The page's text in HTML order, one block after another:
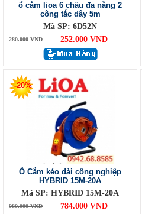
ổ cắm lioa 6 chấu đa năng 2
công tắc dây 5m
Mã SP: 6D52N
280.000 VND 252.000 VND
-20%
Ổ Cắm kéo dài công nghiệp
HYBRID 15M-20A
Mã SP: HYBRID 15M-20A
980.000 VND 784.000 VND